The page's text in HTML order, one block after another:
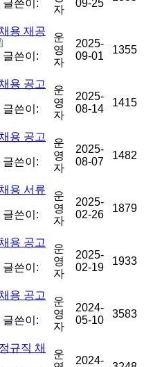
글쓴이:
자
09-25
용 재공
글쓴이:
운
영
자
2025-
09-01
1355
용 공고
글쓴이:
운
영
자
2025-
08-14
1415
용 공고
글쓴이:
운
영
자
2025-
08-07
1482
용 서류
글쓴이:
운
영
자
2025-
02-26
1879
용 공고
글쓴이:
운
영
자
2025-
02-19
1933
용 공고
글쓴이:
운
영
자
2024-
05-10
3583
규직 채
운
2024-